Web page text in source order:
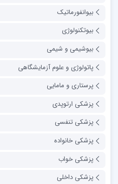
بیوانفورماتیک
بیوتکنولوژی
بیوشیمی و شیمی
پاتولوژی و علوم آزمایشگاهی
پرستاری و مامایی
پزشکی ارتوپدی
پزشکی تنفسی
پزشکی خانواده
پزشکی خواب
پزشکی داخلی